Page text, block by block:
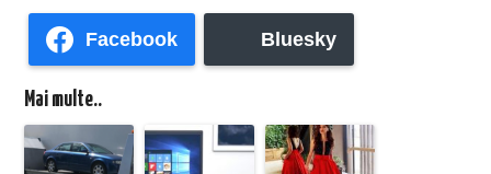
Facebook Bluesky
Mai multe..